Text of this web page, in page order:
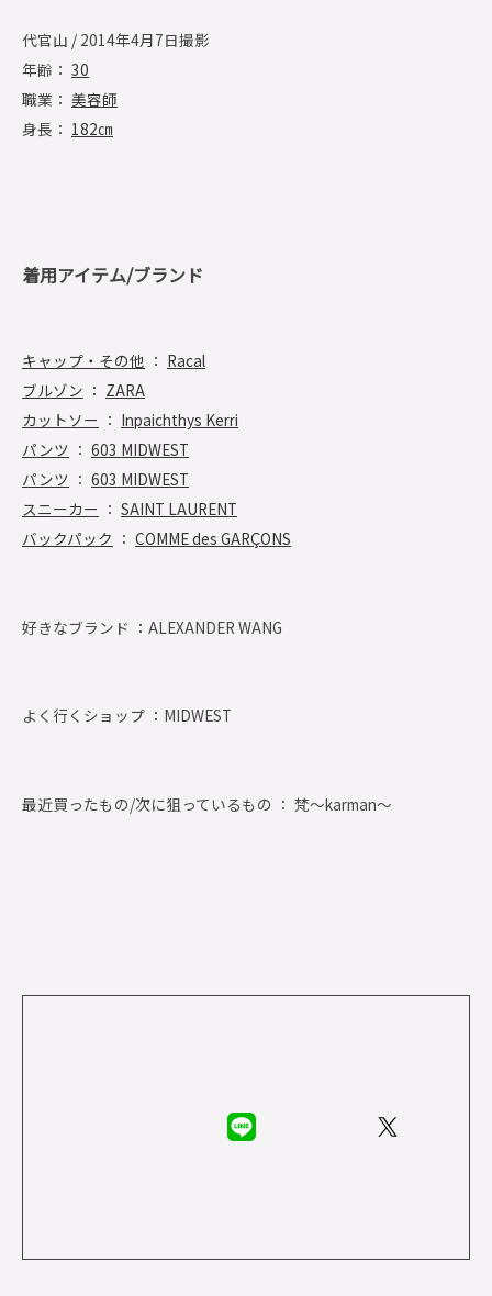
代官山 / 2014年4月7日撮影
年齢： 30
職業： 美容師
身長： 182㎝
着用アイテム/ブランド
キャップ・その他 ： Racal
ブルゾン ： ZARA
カットソー ： Inpaichthys Kerri
パンツ ： 603 MIDWEST
パンツ ： 603 MIDWEST
スニーカー ： SAINT LAURENT
バックパック ： COMME des GARÇONS
好きなブランド ： ALEXANDER WANG
よく行くショップ ： MIDWEST
最近買ったもの/次に狙っているもの ： 梵～karman～